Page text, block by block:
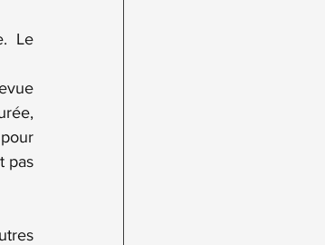
Le
pas